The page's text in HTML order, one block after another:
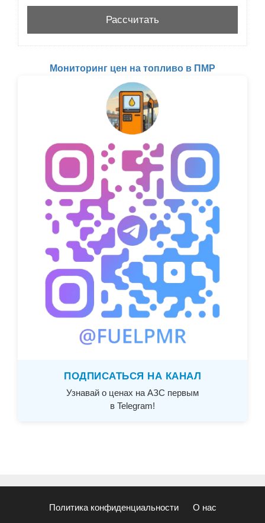
Мониторинг цен на топливо в ПМР
ПОДПИСАТЬСЯ НА КАНАЛ
Узнавай о ценах на АЗС первым
в Telegram!
Политика конфиденциальности О нас